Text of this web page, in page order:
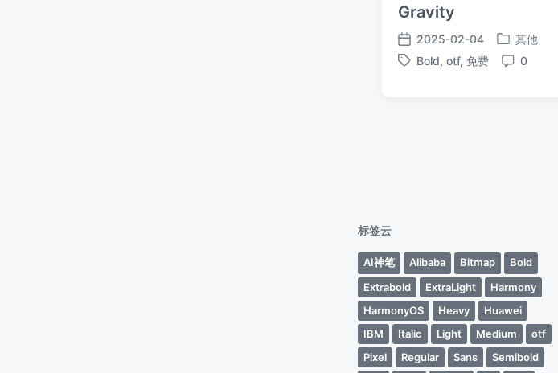
Gravity
发
布
2025-02-04
发
布
其他
标
Bold,otf, 免费
评
0
标签云
AI神笔 Alibaba Bitmap
Bold
Extrabold
ExtraLight
Harmony
HarmonyOS
Heavy
Huawei
IBM
Italic Light Medium
otf
Pixel
Regular Sans Semibold